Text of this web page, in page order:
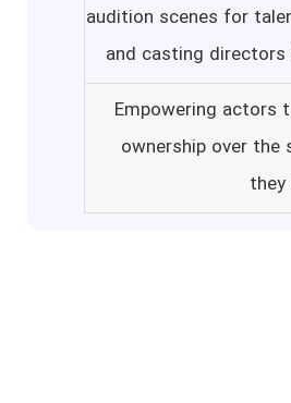
audition scenes for
and casting
Empowering actors
ownership over the